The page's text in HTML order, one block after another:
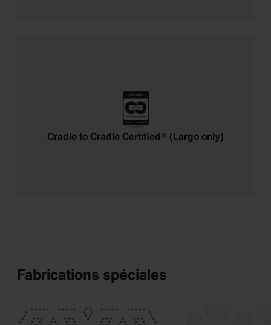
Cradle to Cradle Certified® (Largo only)
Fabrications spéciales